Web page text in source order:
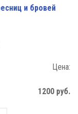
и бровей
Цена:
1200 руб.